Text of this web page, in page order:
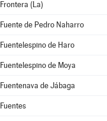
Frontera (La)
Fuente de Pedro Naharro
Fuentelespino de Haro
Fuentelespino de Moya
Fuentenava de Jábaga
Fuentes